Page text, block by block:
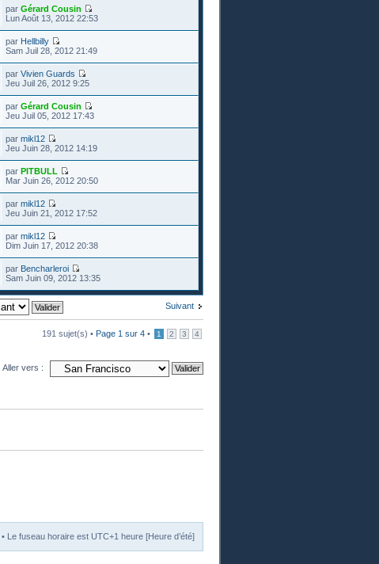
par Gérard Cousin
Lun Août 13, 2012 22:53
par Hellbilly
Sam Juil 28, 2012 21:49
par Vivien Guards
Jeu Juil 26, 2012 9:25
par Gérard Cousin
Jeu Juil 05, 2012 17:43
par mikl12
Jeu Juin 28, 2012 14:19
par PITBULL
Mar Juin 26, 2012 20:50
par mikl12
Jeu Juin 21, 2012 17:52
par mikl12
Dim Juin 17, 2012 20:38
par Bencharleroi
Sam Juin 09, 2012 13:35
Suivant
191 sujet(s) • Page 1 sur 4 • 1 2 3 4
Aller vers :
• Le fuseau horaire est UTC+1 heure [Heure d’été]